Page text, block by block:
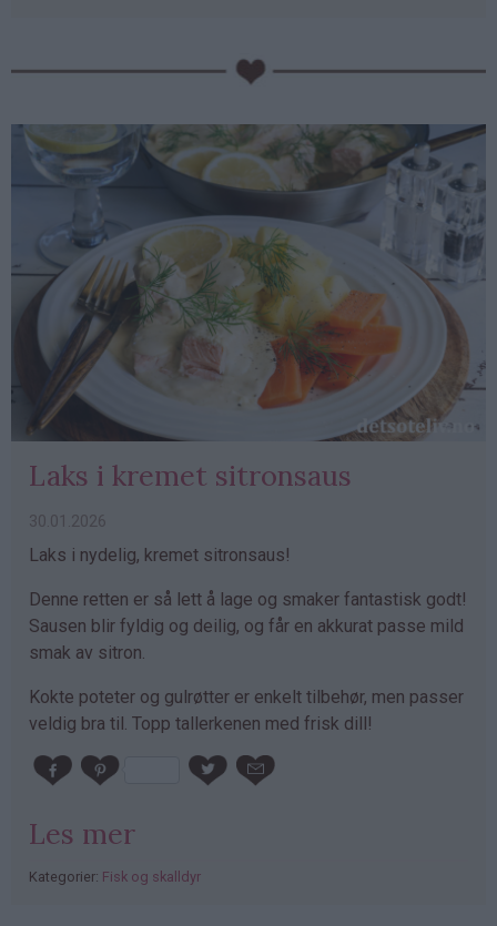
PubGalaxy
Laks i kremet sitronsaus
30.01.2026
Laks i nydelig, kremet sitronsaus!
Denne retten er så lett å lage og smaker fantastisk godt!
Sausen blir fyldig og deilig, og får en akkurat passe mild
smak av sitron.
Kokte poteter og gulrøtter er enkelt tilbehør, men passer
veldig bra til. Topp tallerkenen med frisk dill!
Les mer
Kategorier: Fisk og skalldyr